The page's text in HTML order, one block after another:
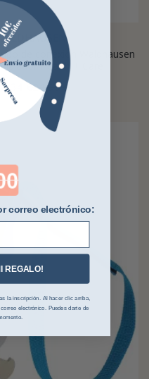
de conexión Waldhausen
Health + Care
18,34 €24,95 €
ends in:
correo electrónico:
REGALO!
la inscripción. Al hacer clic arriba,
electrónico. Puedes darte de